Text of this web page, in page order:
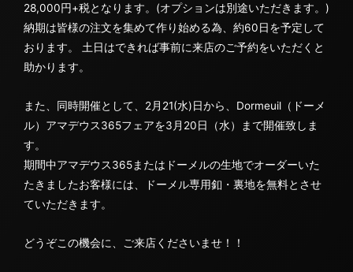
28,000円+税となります。(オプションは別途いただきます。)
納期は皆様の注文を集めて作り始める為、約60日を予定して
おります。 土日はできれば事前に来店のご予約をいただくと
助かります。
また、同時開催として、2月21(水)日から、Dormeuil（ドーメ
ル）アマデウス365フェアを3月20日（水）まで開催致しま
す。
期間中アマデウス365またはドーメルの生地でオーダーいた
たきましたお客様には、ドーメル専用釦・裏地を無料とさせ
ていただきます。
どうぞこの機会に、ご来店くださいませ！！